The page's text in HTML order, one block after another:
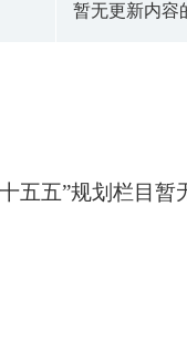
暂无更新内容
五五”规划栏目暂